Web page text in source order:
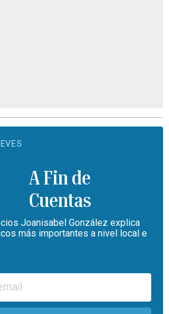
A Fin de
Cuentas
Joanisabel González explica
más importantes a nivel local e